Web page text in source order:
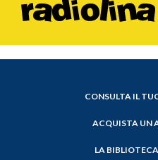
CONSULTA IL
ACQUISTA UN
LA